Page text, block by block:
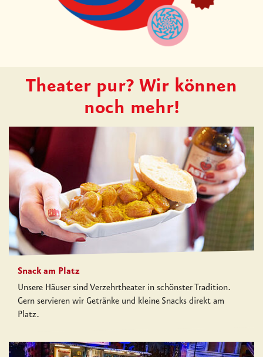
Theater pur? Wir können
noch mehr!
Snack am Platz
Unsere Häuser sind Verzehrtheater in schönster Tradition.
Gern servieren wir Getränke und kleine Snacks direkt am
Platz.